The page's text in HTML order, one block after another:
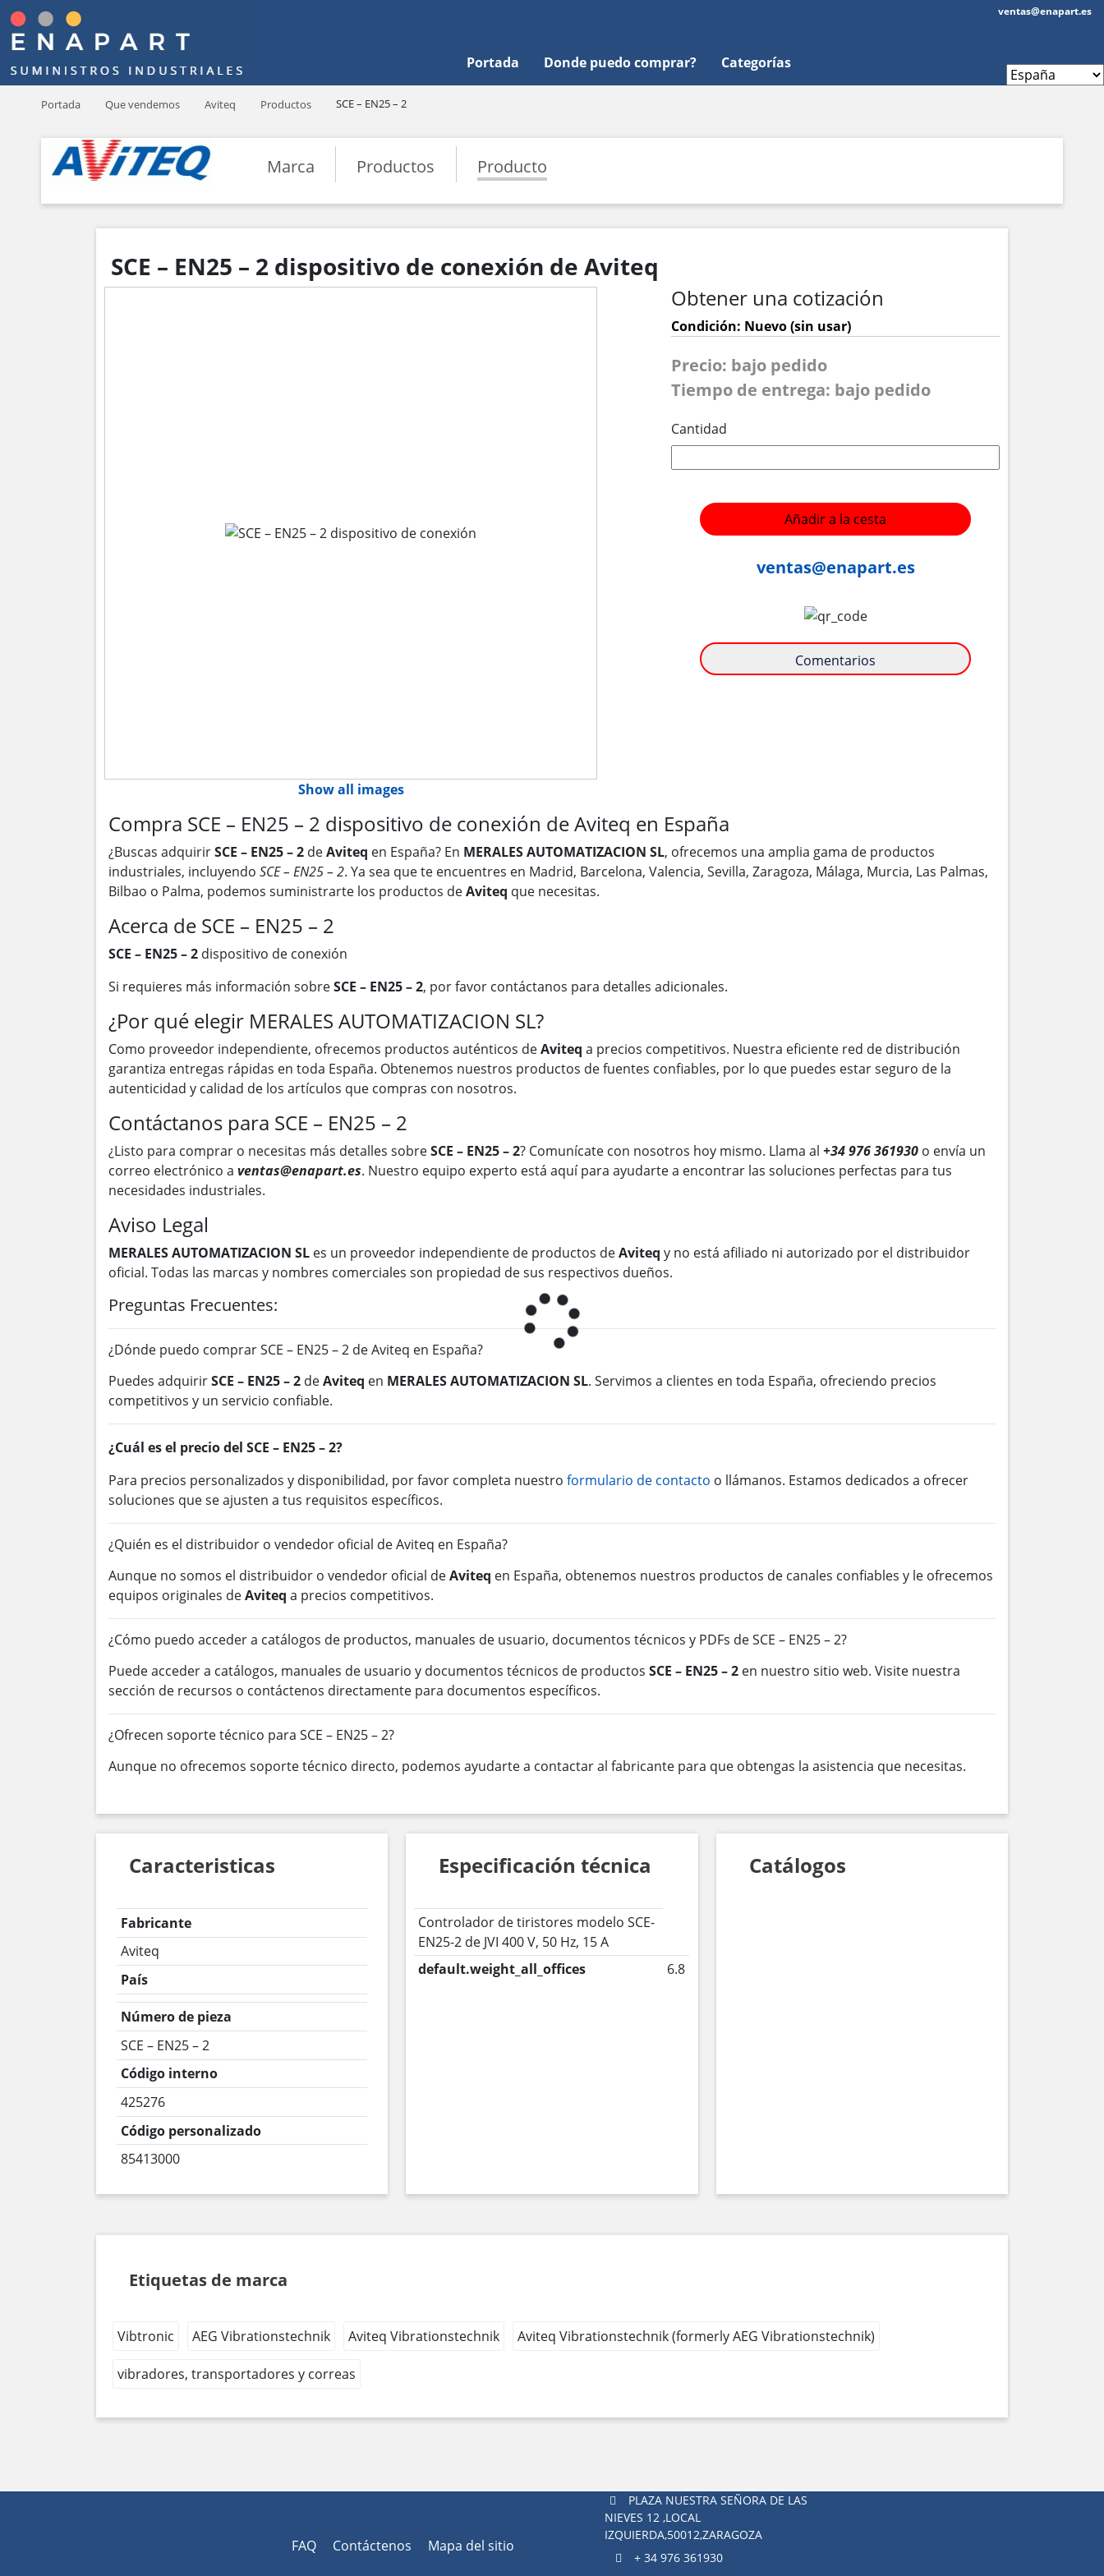
Portada Donde puedo comprar? Categorías
ventas@enapart.es
Portada Que vendemos Aviteq Productos SCE – EN25 – 2
Marca Productos Producto
SCE – EN25 – 2 dispositivo de conexión de Aviteq
Show all images
Obtener una cotización
Condición: Nuevo (sin usar)
Precio: bajo pedido
Tiempo de entrega: bajo pedido
Cantidad
Añadir a la cesta
ventas@enapart.es
Comentarios
Compra SCE – EN25 – 2 dispositivo de conexión de Aviteq en España
¿Buscas adquirirSCE – EN25 – 2 deAviteq en España? En MERALES AUTOMATIZACION SL, ofrecemos una amplia gama de productos
industriales, incluyendo SCE – EN25 – 2. Ya sea que te encuentres en Madrid, Barcelona, Valencia, Sevilla, Zaragoza, Málaga, Murcia, Las Palmas,
Bilbao o Palma, podemos suministrarte los productos deAviteq que necesitas.
Acerca de SCE – EN25 – 2
SCE – EN25 – 2 dispositivo de conexión
Si requieres más información sobreSCE – EN25 – 2, por favor contáctanos para detalles adicionales.
¿Por qué elegir MERALES AUTOMATIZACION SL?
Como proveedor independiente, ofrecemos productos auténticos deAviteq a precios competitivos. Nuestra eficiente red de distribución
garantiza entregas rápidas en toda España. Obtenemos nuestros productos de fuentes confiables, por lo que puedes estar seguro de la
autenticidad y calidad de los artículos que compras con nosotros.
Contáctanos para SCE – EN25 – 2
¿Listo para comprar o necesitas más detalles sobreSCE – EN25 – 2? Comunícate con nosotros hoy mismo. Llama al +34 976 361930 o envía un
correo electrónico a ventas@enapart.es. Nuestro equipo experto está aquí para ayudarte a encontrar las soluciones perfectas para tus
necesidades industriales.
Aviso Legal
MERALES AUTOMATIZACION SL es un proveedor independiente de productos deAviteq y no está afiliado ni autorizado por el distribuidor
oficial. Todas las marcas y nombres comerciales son propiedad de sus respectivos dueños.
Preguntas Frecuentes:
¿Dónde puedo comprar SCE – EN25 – 2 de Aviteq en España?
Puedes adquirirSCE – EN25 – 2 deAviteq en MERALES AUTOMATIZACION SL. Servimos a clientes en toda España, ofreciendo precios
competitivos y un servicio confiable.
¿Cuál es el precio del SCE – EN25 – 2?
Para precios personalizados y disponibilidad, por favor completa nuestro formulario de contacto o llámanos. Estamos dedicados a ofrecer
soluciones que se ajusten a tus requisitos específicos.
¿Quién es el distribuidor o vendedor oficial de Aviteq en España?
Aunque no somos el distribuidor o vendedor oficial deAviteq en España, obtenemos nuestros productos de canales confiables y le ofrecemos
equipos originales deAviteq a precios competitivos.
¿Cómo puedo acceder a catálogos de productos, manuales de usuario, documentos técnicos y PDFs de SCE – EN25 – 2?
Puede acceder a catálogos, manuales de usuario y documentos técnicos de productos SCE – EN25 – 2 en nuestro sitio web. Visite nuestra
sección de recursos o contáctenos directamente para documentos específicos.
¿Ofrecen soporte técnico para SCE – EN25 – 2?
Aunque no ofrecemos soporte técnico directo, podemos ayudarte a contactar al fabricante para que obtengas la asistencia que necesitas.
Caracteristicas
Fabricante
Aviteq
País
Número de pieza
SCE – EN25 – 2
Código interno
425276
Código personalizado
85413000
Especificación técnica
Controlador de tiristores modelo SCE-
EN25-2 de JVI 400 V, 50 Hz, 15 A
default.weight_all_offices
6.8
Catálogos
Etiquetas de marca
Vibtronic AEG Vibrationstechnik Aviteq Vibrationstechnik Aviteq Vibrationstechnik (formerly AEG Vibrationstechnik)
vibradores, transportadores y correas
FAQ Contáctenos Mapa del sitio
PLAZA NUESTRA SEÑORA DE LAS
NIEVES 12 ,LOCAL
IZQUIERDA,50012,ZARAGOZA
+ 34 976 361930